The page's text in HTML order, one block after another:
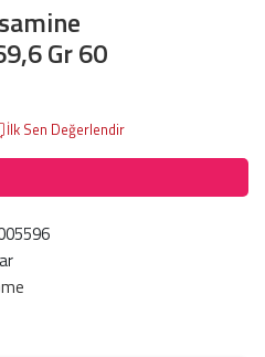
Gr 60
İlk Sen Değerlendir